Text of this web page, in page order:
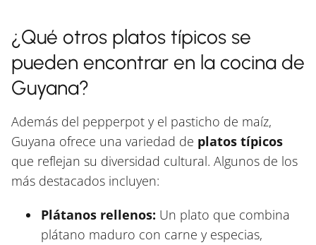
¿Qué otros platos típicos se
pueden encontrar en la cocina de
Guyana?
Además del pepperpot y el pasticho de maíz,
Guyana ofrece una variedad de platos típicos
que reflejan su diversidad cultural. Algunos de los
más destacados incluyen:
Plátanos rellenos: Un plato que combina
plátano maduro con carne y especias,